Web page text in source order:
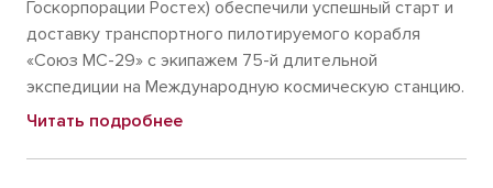
Госкорпорации Ростех) обеспечили успешный старт и
доставку транспортного пилотируемого корабля
«Союз МС-29» с экипажем 75-й длительной
экспедиции на Международную космическую станцию.
Читать подробнее